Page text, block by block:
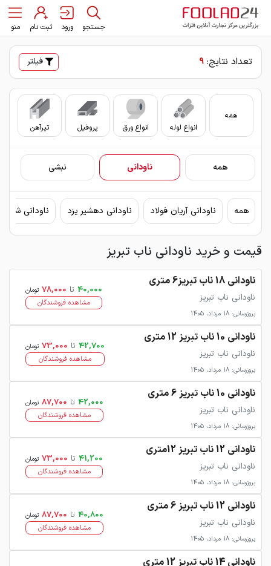
جستجو ورود ثبت نام منو
تعداد نتایج: 9 فیلتر
همه
انواع لوله
انواع ورق پروفیل تیرآهن
همه ناودانی نبشی
همه ناودانی آریان فولاد ناودانی دهشیر یزد ناودانی
قیمت و خرید ناودانی ناب تبریز
ناودانی 18 ناب تبریز6 متری
ناودانی ناب تبریز
بروزرسانی: 18 مرداد، 1405
40,000 تا 78,000 تومان
مشاهده فروشندگان
ناودانی 10 ناب تبریز 12 متری
ناودانی ناب تبریز
بروزرسانی: 18 مرداد، 1405
42,700 تا 73,000 تومان
مشاهده فروشندگان
ناودانی 10 ناب تبریز 6 متری
ناودانی ناب تبریز
بروزرسانی: 18 مرداد، 1405
42,000 تا 87,700 تومان
مشاهده فروشندگان
ناودانی 12 ناب تبریز 12متری
ناودانی ناب تبریز
بروزرسانی: 18 مرداد، 1405
41,200 تا 73,000 تومان
مشاهده فروشندگان
ناودانی 12 ناب تبریز 6 متری
ناودانی ناب تبریز
بروزرسانی: 18 مرداد، 1405
40,800 تا 87,700 تومان
مشاهده فروشندگان
ناودانی 14 ناب تبریز 12 متری